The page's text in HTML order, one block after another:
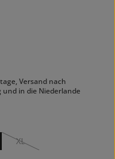
Versand nach
in die Niederlande
XL
(Diese Option ist zurzeit